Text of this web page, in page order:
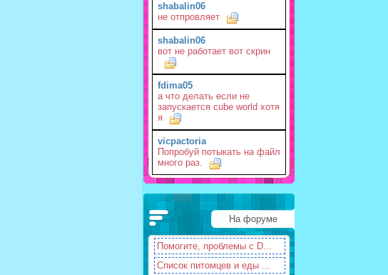
shabalin06
не отпровляет
shabalin06
вот не работает вот скрин
fdima05
а что делать если не
запускается cube world хотя
я
vicpactoria
Попробуй потыкать на файл
много раз.
На форуме
Помогите, проблемы с D...
Список питомцев и еды ...